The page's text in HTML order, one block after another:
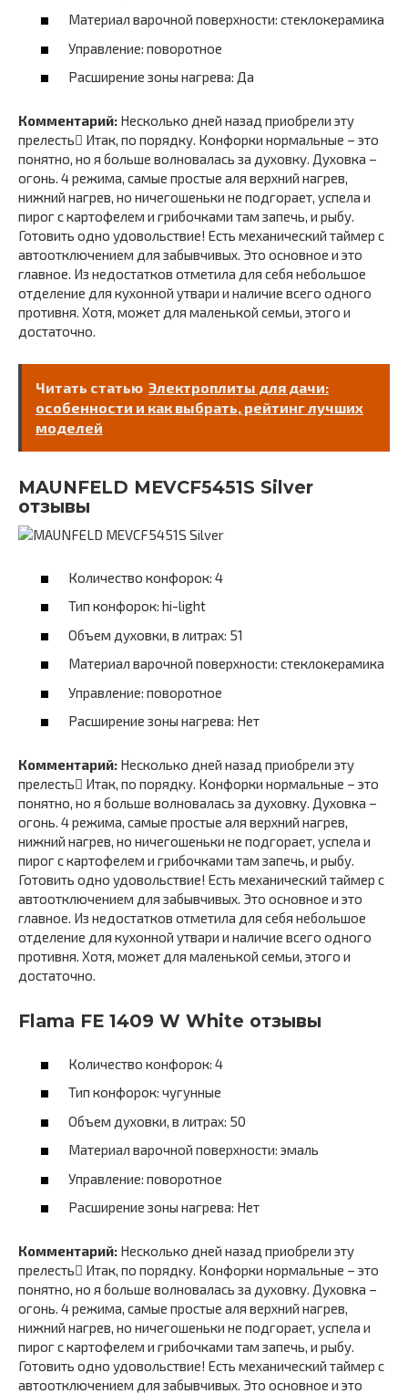
Материал варочной поверхности: стеклокерамика
Управление: поворотное
Расширение зоны нагрева: Да
Комментарий: Несколько дней назад приобрели эту
прелесть Итак, по порядку. Конфорки нормальные – это
понятно, но я больше волновалась за духовку. Духовка –
огонь. 4 режима, самые простые аля верхний нагрев,
нижний нагрев, но ничегошеньки не подгорает, успела и
пирог с картофелем и грибочками там запечь, и рыбу.
Готовить одно удовольствие! Есть механический таймер с
автоотключением для забывчивых. Это основное и это
главное. Из недостатков отметила для себя небольшое
отделение для кухонной утвари и наличие всего одного
противня. Хотя, может для маленькой семьи, этого и
достаточно.
Читать статью Электроплиты для дачи:
особенности и как выбрать, рейтинг лучших
моделей
MAUNFELD MEVCF5451S Silver
отзывы
Количество конфорок: 4
Тип конфорок: hi-light
Объем духовки, в литрах: 51
Материал варочной поверхности: стеклокерамика
Управление: поворотное
Расширение зоны нагрева: Нет
Комментарий: Несколько дней назад приобрели эту
прелесть Итак, по порядку. Конфорки нормальные – это
понятно, но я больше волновалась за духовку. Духовка –
огонь. 4 режима, самые простые аля верхний нагрев,
нижний нагрев, но ничегошеньки не подгорает, успела и
пирог с картофелем и грибочками там запечь, и рыбу.
Готовить одно удовольствие! Есть механический таймер с
автоотключением для забывчивых. Это основное и это
главное. Из недостатков отметила для себя небольшое
отделение для кухонной утвари и наличие всего одного
противня. Хотя, может для маленькой семьи, этого и
достаточно.
Flama FE 1409 W White отзывы
Количество конфорок: 4
Тип конфорок: чугунные
Объем духовки, в литрах: 50
Материал варочной поверхности: эмаль
Управление: поворотное
Расширение зоны нагрева: Нет
Комментарий: Несколько дней назад приобрели эту
прелесть Итак, по порядку. Конфорки нормальные – это
понятно, но я больше волновалась за духовку. Духовка –
огонь. 4 режима, самые простые аля верхний нагрев,
нижний нагрев, но ничегошеньки не подгорает, успела и
пирог с картофелем и грибочками там запечь, и рыбу.
Готовить одно удовольствие! Есть механический таймер с
автоотключением для забывчивых. Это основное и это